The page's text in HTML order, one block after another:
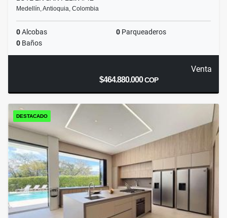
Medellín, Antioquia, Colombia
0Alcobas 0 Parqueaderos
0 Baños
Venta
$464.880.000COP
DESTACADO